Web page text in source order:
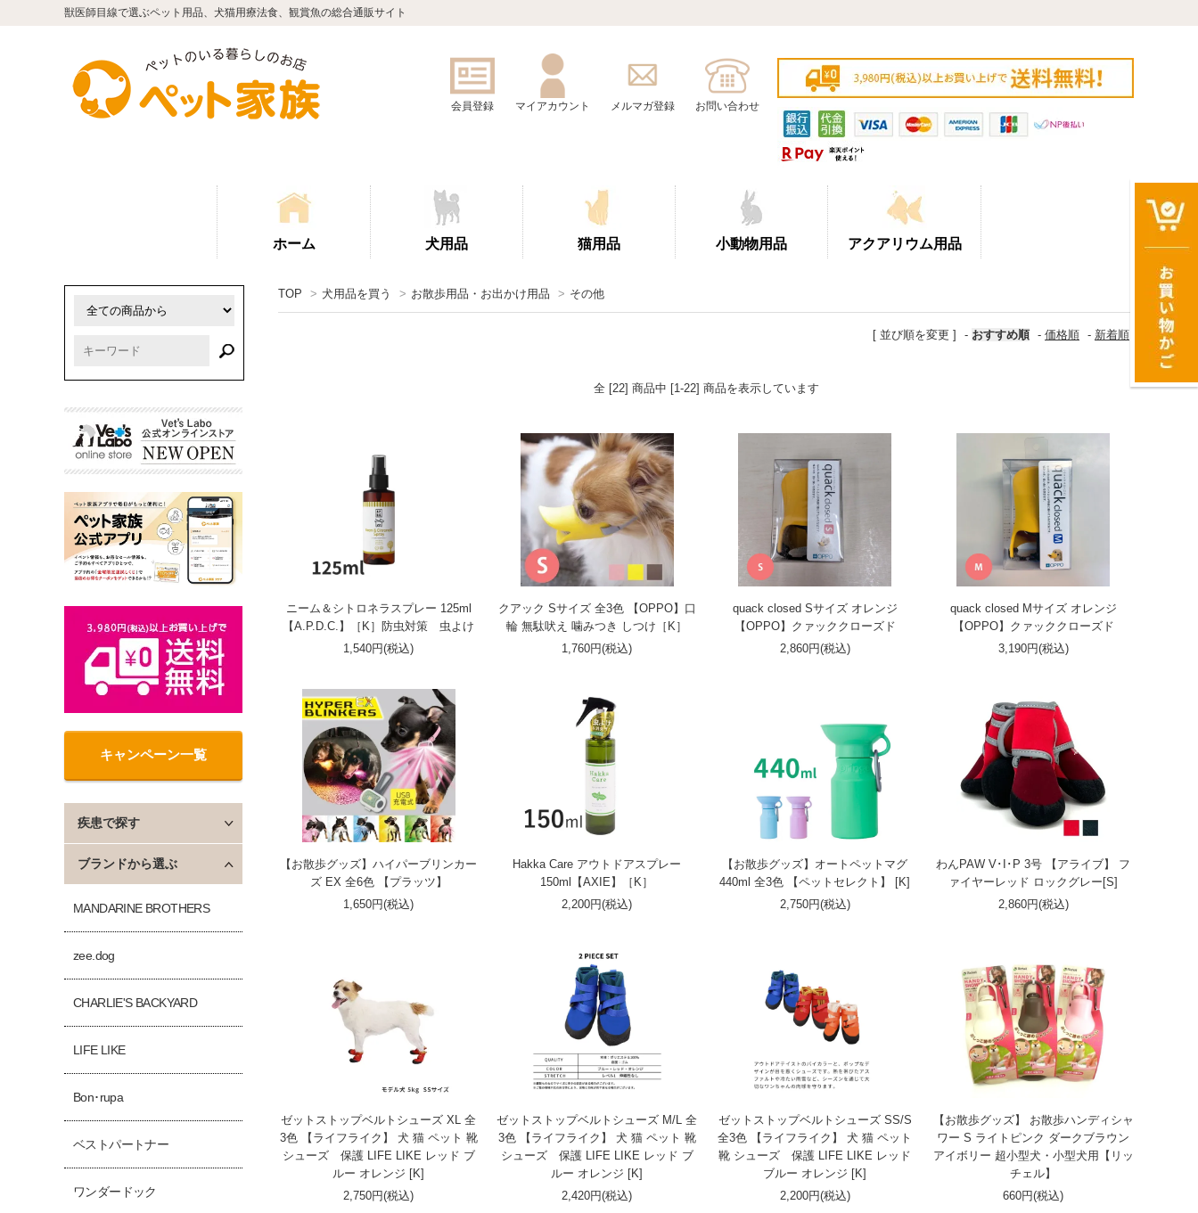
獣医師目線で選ぶペット用品、犬猫用療法食、観賞魚の総合通販サイト
会員登録 マイアカウント メルマガ登録 お問い合わせ
ホーム 犬用品 猫用品 小動物用品 アクアリウム用品
TOP > 犬用品を買う > お散歩用品・お出かけ用品 > その他
[ 並び順を変更 ] - おすすめ順 - 価格順 - 新着順
全 [22] 商品中 [1-22] 商品を表示しています
ニーム＆シトロネラスプレー 125ml
【A.P.D.C.】［K］防虫対策 虫よけ
1,540円(税込)
クアック Sサイズ 全3色 【OPPO】口
輪 無駄吠え 噛みつき しつけ［K］
1,760円(税込)
quack closed Sサイズ オレンジ
【OPPO】クァッククローズド
2,860円(税込)
quack closed Mサイズ オレンジ
【OPPO】クァッククローズド
3,190円(税込)
【お散歩グッズ】ハイパーブリンカー
ズ EX 全6色 【プラッツ】
1,650円(税込)
Hakka Care アウトドアスプレー
150ml【AXIE】［K］
2,200円(税込)
【お散歩グッズ】オートペットマグ
440ml 全3色 【ペットセレクト】 [K]
2,750円(税込)
わんPAW V･I･P 3号 【アライブ】 フ
ァイヤーレッド ロックグレー[S]
2,860円(税込)
ゼットストップベルトシューズ XL 全
3色 【ライフライク】 犬 猫 ペット 靴
シューズ 保護 LIFE LIKE レッド ブ
ルー オレンジ [K]
2,750円(税込)
ゼットストップベルトシューズ M/L 全
3色 【ライフライク】 犬 猫 ペット 靴
シューズ 保護 LIFE LIKE レッド ブ
ルー オレンジ [K]
2,420円(税込)
ゼットストップベルトシューズ SS/S
全3色 【ライフライク】 犬 猫 ペット
靴 シューズ 保護 LIFE LIKE レッド
ブルー オレンジ [K]
2,200円(税込)
【お散歩グッズ】 お散歩ハンディシャ
ワー S ライトピンク ダークブラウン
アイボリー 超小型犬・小型犬用【リッ
チェル】
660円(税込)
キャンペーン一覧
疾患で探す
ブランドから選ぶ
MANDARINE BROTHERS
zee.dog
CHARLIE'S BACKYARD
LIFE LIKE
Bon･rupa
ベストパートナー
ワンダードック